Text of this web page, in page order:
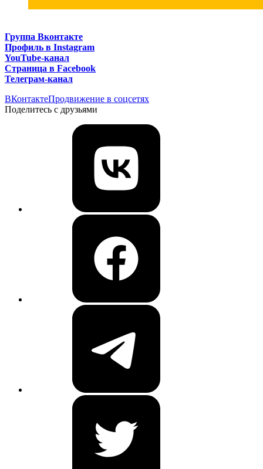
Группа Вконтакте
Профиль в Instagram
YouTube-канал
Страница в Facebook
Телеграм-канал
ВКонтактеПродвижение в соцсетях
Поделитесь с друзьями